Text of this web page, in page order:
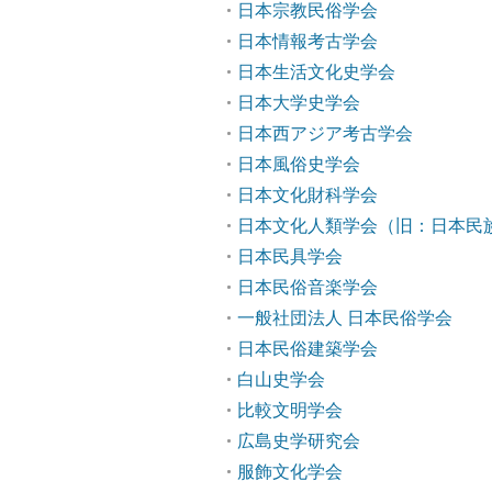
日本宗教民俗学会
日本情報考古学会
日本生活文化史学会
日本大学史学会
日本西アジア考古学会
日本風俗史学会
日本文化財科学会
日本文化人類学会（旧：日本民
日本民具学会
日本民俗音楽学会
一般社団法人 日本民俗学会
日本民俗建築学会
白山史学会
比較文明学会
広島史学研究会
服飾文化学会